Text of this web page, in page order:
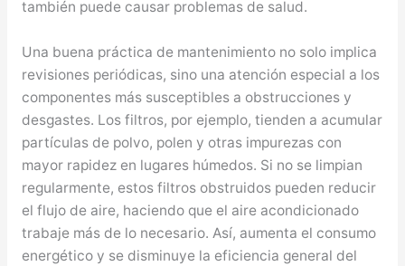
también puede causar problemas de salud.
Una buena práctica de mantenimiento no solo implica
revisiones periódicas, sino una atención especial a los
componentes más susceptibles a obstrucciones y
desgastes. Los filtros, por ejemplo, tienden a acumular
partículas de polvo, polen y otras impurezas con
mayor rapidez en lugares húmedos. Si no se limpian
regularmente, estos filtros obstruidos pueden reducir
el flujo de aire, haciendo que el aire acondicionado
trabaje más de lo necesario. Así, aumenta el consumo
energético y se disminuye la eficiencia general del